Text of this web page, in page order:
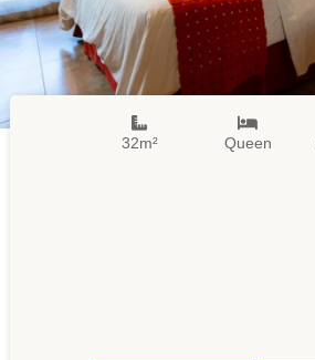
32m² Queen